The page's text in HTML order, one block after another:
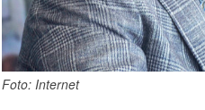
Foto: Internet